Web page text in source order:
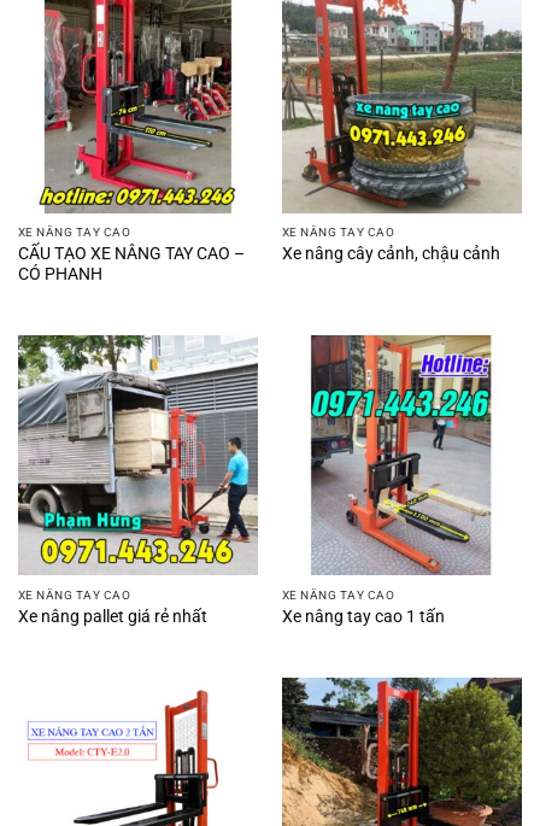
XE NÂNG TAY CAO
CẤU TẠO XE NÂNG TAY CAO –
CÓ PHANH
XE NÂNG TAY CAO
Xe nâng cây cảnh, chậu cảnh
XE NÂNG TAY CAO
Xe nâng pallet giá rẻ nhất
XE NÂNG TAY CAO
Xe nâng tay cao 1 tấn